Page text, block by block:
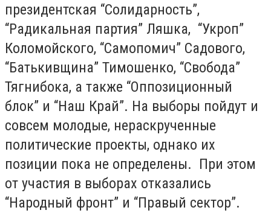
президентская “Солидарность”,
“Радикальная партия” Ляшка, “Укроп”
Коломойского, “Самопомич” Садового,
“Батькивщина” Тимошенко, “Свобода”
Тягнибока, а также “Оппозиционный
блок” и “Наш Край”. На выборы пойдут и
совсем молодые, нераскрученные
политические проекты, однако их
позиции пока не определены. При этом
от участия в выборах отказались
“Народный фронт” и “Правый сектор”.